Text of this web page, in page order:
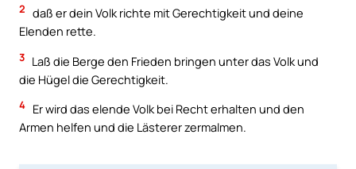
2 daß er dein Volk richte mit Gerechtigkeit und deine
Elenden rette.
3 Laß die Berge den Frieden bringen unter das Volk und
die Hügel die Gerechtigkeit.
4 Er wird das elende Volk bei Recht erhalten und den
Armen helfen und die Lästerer zermalmen.